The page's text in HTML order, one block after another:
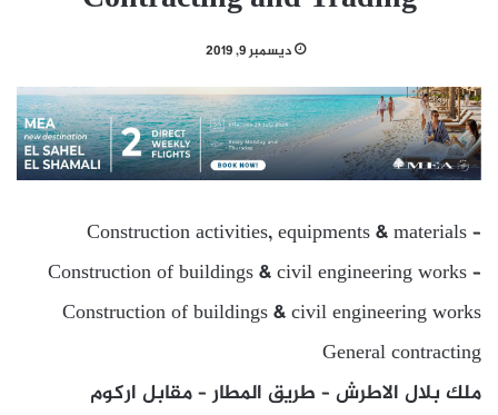
ديسمبر 9, 2019
Construction activities, equipments & materials –
Construction of buildings & civil engineering works –
Construction of buildings & civil engineering works
General contracting
ملك بلال الاطرش – طريق المطار – مقابل اركوم